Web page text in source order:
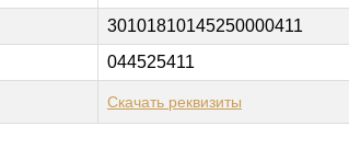
30101810145250000411
044525411
Скачать реквизиты